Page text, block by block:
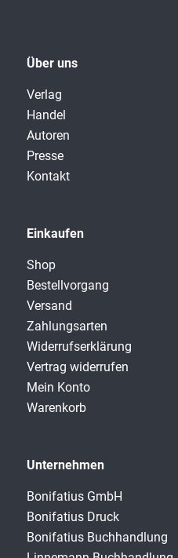
Über uns
Verlag
Handel
Autoren
Presse
Kontakt
Einkaufen
Shop
Bestellvorgang
Versand
Zahlungsarten
Widerrufserklärung
Vertrag widerrufen
Mein Konto
Warenkorb
Unternehmen
Bonifatius GmbH
Bonifatius Druck
Bonifatius Buchhandlung